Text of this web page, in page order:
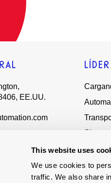
This website uses
We use cookies to
traffic. We also share
EE.UU.